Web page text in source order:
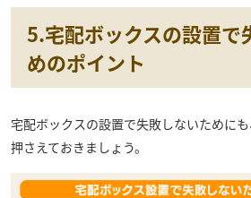
5.宅配ボックスの設置で
めのポイント
宅配ボックスの設置で失敗しないために
押さえておきましょう。